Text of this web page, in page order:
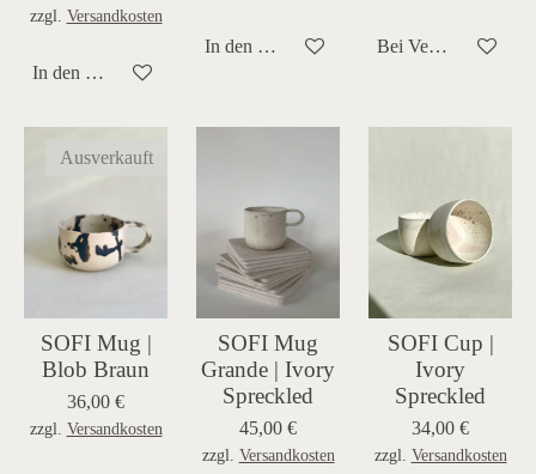
zzgl. Versandkosten
In den Warenkorb
In den Warenkorb Bei Verfügbarkeit
Ausverkauft
SOFI Mug |
Blob Braun
36,00 €
zzgl. Versandkosten
SOFI Mug
Grande | Ivory
Spreckled
45,00 €
zzgl. Versandkosten
SOFI Cup |
Ivory
Spreckled
34,00 €
zzgl. Versandkosten